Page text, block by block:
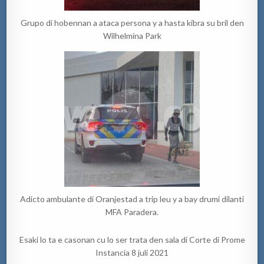
Grupo di hobennan a ataca persona y a hasta kibra su bril den
Wilhelmina Park
Adicto ambulante di Oranjestad a trip leu y a bay drumi dilanti
MFA Paradera.
Esaki lo ta e casonan cu lo ser trata den sala di Corte di Prome
Instancia 8 juli 2021